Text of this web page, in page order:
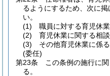
るようにするため、次に
い。
(1)
職員に対する育児休
(2)
育児休業に関する相
(3)
その他育児休業に係
(委任)
第23条
この条例の施行に
る。